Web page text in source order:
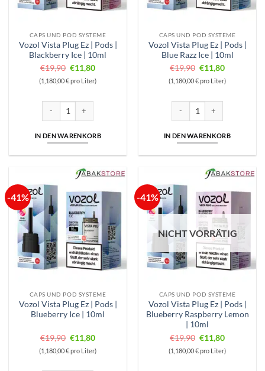
CAPS UND POD SYSTEME
Vozol Vista Plug Ez | Pods |
Blackberry Ice | 10ml
€19,90 Ursprünglicher
Preis
€19,90
€11,80Aktueller
Preis
(1,180,00 € pro Liter)
IN DEN WARENKORB
CAPS UND POD SYSTEME
Vozol Vista Plug Ez | Pods |
Blue Razz Ice | 10ml
€19,90 Ursprünglicher
Preis
€19,90
€11,80Aktueller
Preis
(1,180,00 € pro Liter)
IN DEN WARENKORB
-41%
CAPS UND POD SYSTEME
Vozol Vista Plug Ez | Pods |
Blueberry Ice | 10ml
€19,90 Ursprünglicher
Preis
€11,80Aktueller
Preis
(1,180,00 € pro Liter)
-41%
NICHT VORRÄTIG
CAPS UND POD SYSTEME
Vozol Vista Plug Ez | Pods |
Blueberry Raspberry Lemon
| 10ml
€19,90 Ursprünglicher
Preis
€11,80Aktueller
Preis
(1,180,00 € pro Liter)